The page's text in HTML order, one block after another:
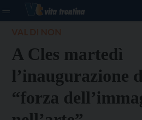
A Cles martedì
l’inaugurazione
“forza